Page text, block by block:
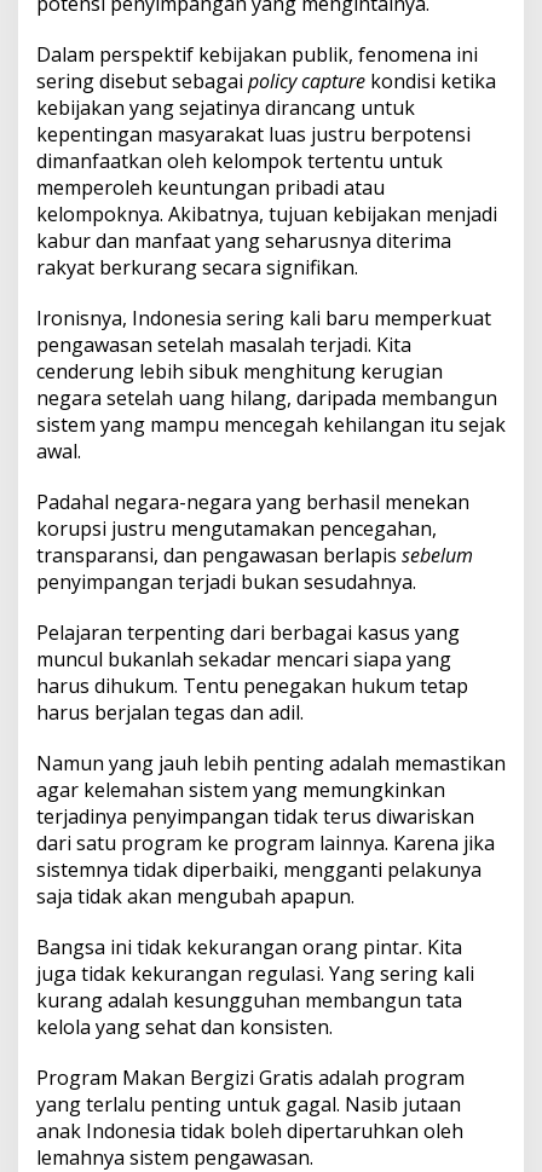
Dalam perspektif kebijakan publik, fenomena ini
sering disebut sebagai policy capture kondisi ketika
kebijakan yang sejatinya dirancang untuk
kepentingan masyarakat luas justru berpotensi
dimanfaatkan oleh kelompok tertentu untuk
memperoleh keuntungan pribadi atau
kelompoknya. Akibatnya, tujuan kebijakan menjadi
kabur dan manfaat yang seharusnya diterima
rakyat berkurang secara signifikan.
Ironisnya, Indonesia sering kali baru memperkuat
pengawasan setelah masalah terjadi. Kita
cenderung lebih sibuk menghitung kerugian
negara setelah uang hilang, daripada membangun
sistem yang mampu mencegah kehilangan itu sejak
awal.
Padahal negara-negara yang berhasil menekan
korupsi justru mengutamakan pencegahan,
transparansi, dan pengawasan berlapis sebelum
penyimpangan terjadi bukan sesudahnya.
Pelajaran terpenting dari berbagai kasus yang
muncul bukanlah sekadar mencari siapa yang
harus dihukum. Tentu penegakan hukum tetap
harus berjalan tegas dan adil.
Namun yang jauh lebih penting adalah memastikan
agar kelemahan sistem yang memungkinkan
terjadinya penyimpangan tidak terus diwariskan
dari satu program ke program lainnya. Karena jika
sistemnya tidak diperbaiki, mengganti pelakunya
saja tidak akan mengubah apapun.
Bangsa ini tidak kekurangan orang pintar. Kita
juga tidak kekurangan regulasi. Yang sering kali
kurang adalah kesungguhan membangun tata
kelola yang sehat dan konsisten.
Program Makan Bergizi Gratis adalah program
yang terlalu penting untuk gagal. Nasib jutaan
anak Indonesia tidak boleh dipertaruhkan oleh
lemahnya sistem pengawasan.